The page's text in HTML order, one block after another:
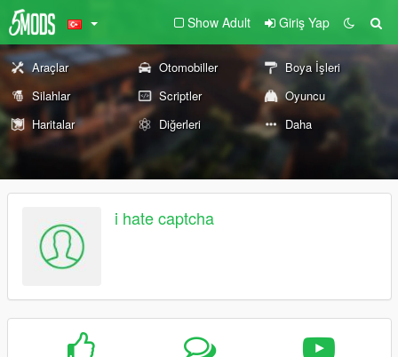
Show Adult Giriş Yap
Araçlar Otomobiller
Boya İşleri
Silahlar
Scriptler
Oyuncu
Haritalar
Diğerleri Daha
i hate captcha